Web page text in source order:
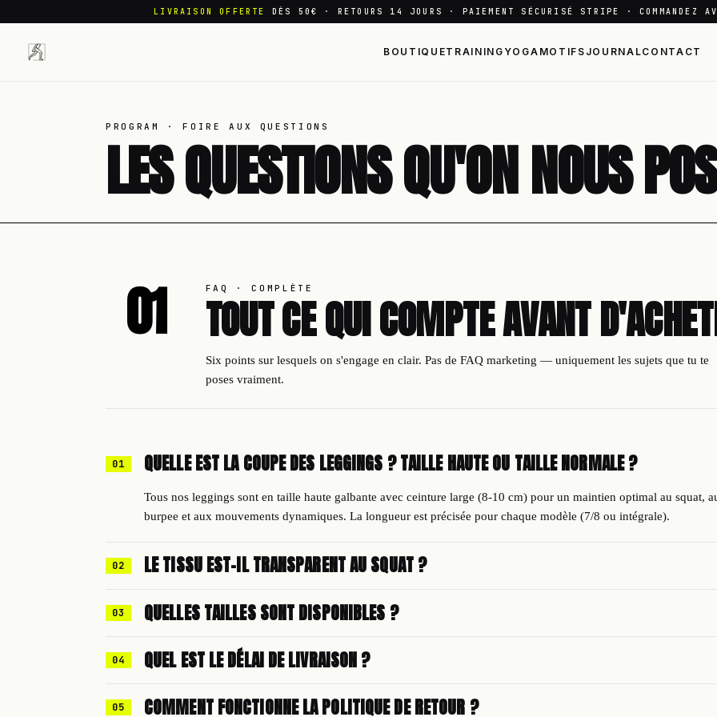
LIVRAISON OFFERTE DÈS 50€ · RETOURS 14 JOURS · PAIEMENT SÉCURISÉ STRIPE · COMMANDEZ
BOUTIQUETRAINING YOGA MOTIFS JOURNALCONTACT
PROGRAM · FOIRE AUX QUESTIONS
LES QUESTIONS QU'ON NOUS
01 FAQ · COMPLÈTE
TOUT CE QUI COMPTE AVANT
Six points sur lesquels on s'engage en clair. Pas de FAQ marketing — uniquement les sujets que tu te
poses vraiment.
01 QUELLE EST LA COUPE DES LEGGINGS ? TAILLE HAUTE OU TAILLE NORMALE ?
Tous nos leggings sont en taille haute galbante avec ceinture large (8-10 cm) pour un maintien optimal au squat,
burpee et aux mouvements dynamiques. La longueur est précisée pour chaque modèle (7/8 ou intégrale).
02 LE TISSU EST-IL TRANSPARENT AU SQUAT ?
même en squat profond ou en fente avant. Le test 'squat-proof' est effectué sur chaque coloris avant mise en vente.
03 QUELLES TAILLES SONT DISPONIBLES ?
Du XS au XXL selon les modèles. Le guide des tailles complet est disponible sur chaque fiche produit (tour de
taille + tour de hanches en cm).
04 QUEL EST LE DÉLAI DE LIVRAISON ?
métropolitaine en 3-5 jours ouvrés (4,90€), livraison express en 2-3 jours ouvrés (7,90€). Offerte dès 50€ d'achat.
05 COMMENT FONCTIONNE LA POLITIQUE DE RETOUR ?